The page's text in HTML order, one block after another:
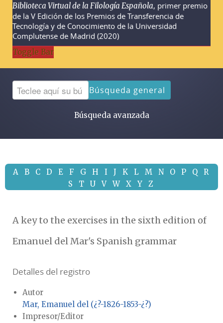
Biblioteca Virtual de la Filología Española, primer premio
de la V Edición de los Premios de Transferencia de
Tecnología y de Conocimiento de la Universidad
Complutense de Madrid (2020)
Toggle Bar
Búsqueda general
Búsqueda avanzada
A B C D E F G H I J K L M N O P Q
R
S
T U V W X Y Z
A key to the exercises in the sixth edition of
Emanuel del Mar's Spanish grammar
Detalles del registro
Autor
Mar, Emanuel del (¿?-1826-1853-¿?)
Impresor/Editor